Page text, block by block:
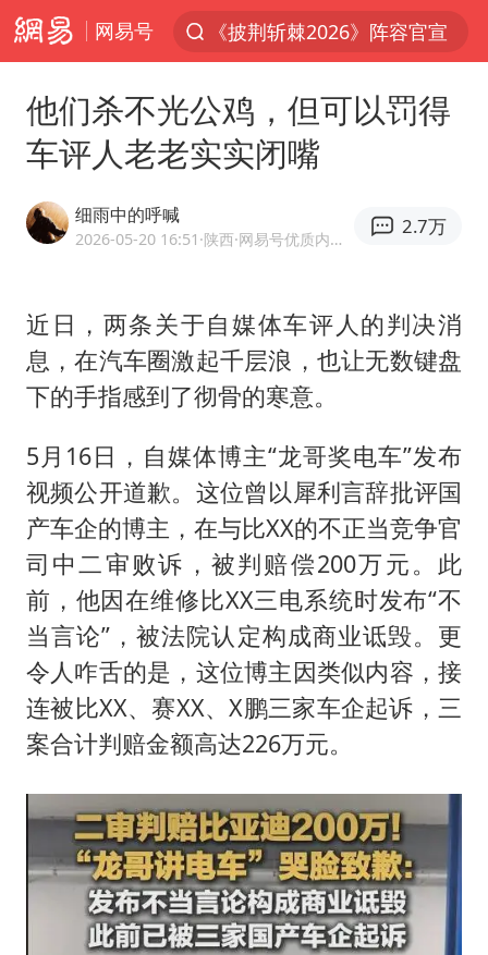
网易号
上半年我国经营主体结构持续优化
杭州机场已取消航班388架次
中国籍豪华游艇富商之子在泰国被杀
美将每月供乌爱国者拦截导弹
上海中心千吨“镇楼神器”摆动明显
10余省份将出现强风雨 局地特大暴雨
世界第1特鲁姆普斯诺克中国赛一轮游
新疆一婚礼线上邀请引热议
《龙餐馆》 冲奖
上门女婿出轨女邻居多年被判重婚罪
构建更高水平的全民健身公共服务体系
韩军前线部队连曝丑闻
他们杀不光公鸡，但可以罚得
车评人老老实实闭嘴
细雨中的呼喊
2026-05-20 16:51 ·陕西 ·网易号优质内容创作者
2.7万
近日，两条关于自媒体车评人的判决消
息，在汽车圈激起千层浪，也让无数键盘
下的手指感到了彻骨的寒意。
5月16日，自媒体博主“龙哥奖电车”发布
视频公开道歉。这位曾以犀利言辞批评国
产车企的博主，在与比XX的不正当竞争官
司中二审败诉，被判赔偿200万元。此
前，他因在维修比XX三电系统时发布“不
当言论”，被法院认定构成商业诋毁。更
令人咋舌的是，这位博主因类似内容，接
连被比XX、赛XX、X鹏三家车企起诉，三
案合计判赔金额高达226万元。